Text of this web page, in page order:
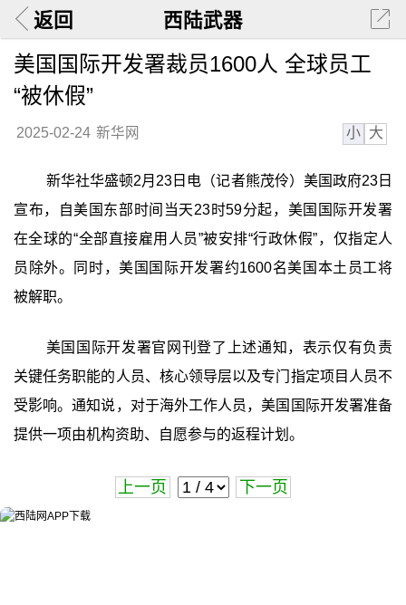
返回 西陆武器
美国国际开发署裁员1600人 全球员工
“被休假”
2025-02-24 新华网 小 大
新华社华盛顿2月23日电（记者熊茂伶）美国政府23日
宣布，自美国东部时间当天23时59分起，美国国际开发署
在全球的“全部直接雇用人员”被安排“行政休假”，仅指定人
员除外。同时，美国国际开发署约1600名美国本土员工将
被解职。
美国国际开发署官网刊登了上述通知，表示仅有负责
关键任务职能的人员、核心领导层以及专门指定项目人员不
受影响。通知说，对于海外工作人员，美国国际开发署准备
提供一项由机构资助、自愿参与的返程计划。
上一页 下一页